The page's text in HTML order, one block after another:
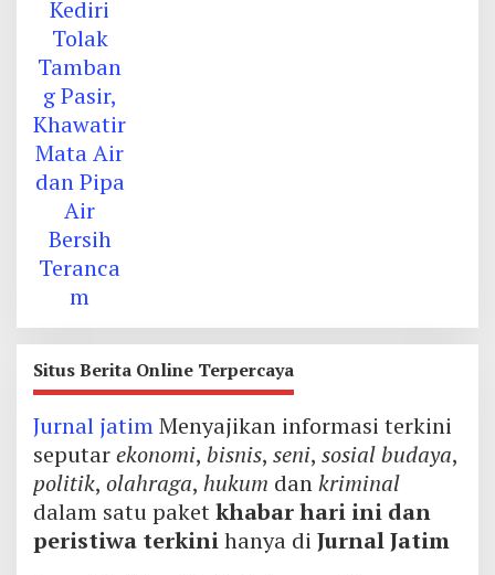
Situs Berita Online Terpercaya
Jurnal jatimMenyajikan informasi terkini
seputarekonomi, bisnis, seni, sosial budaya,
politik, olahraga, hukum dankriminal
dalam satu paketkhabar hari ini dan
peristiwa terkinihanya di Jurnal Jatim